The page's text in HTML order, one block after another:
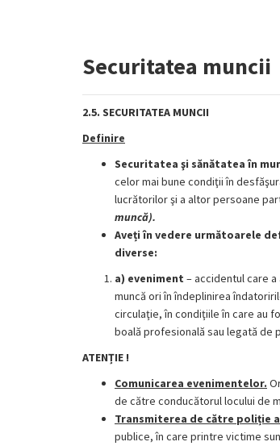
Securitatea muncii
2.5. SECURITATEA MUNCII
Definire
Securitatea şi sănătatea în
celor mai bune condiţii în
lucrătorilor şi a altor persoane
muncă).
Aveți în vedere următoarele
diverse:
a) eveniment – accidentul care
muncă ori în îndeplinirea
circulaţie, în condiţiile în care au
boală profesională sau legată de
ATENȚIE !
Comunicarea evenimentelor.
de către conducătorul locului de
Transmiterea de către poliție
publice, în care printre victime